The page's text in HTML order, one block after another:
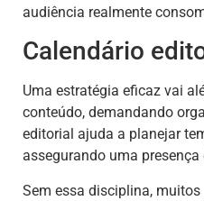
audiência realmente
Calendário
Uma estratégia eficaz vai
conteúdo, demandando
editorial ajuda a planejar
assegurando uma
Sem essa disciplina,